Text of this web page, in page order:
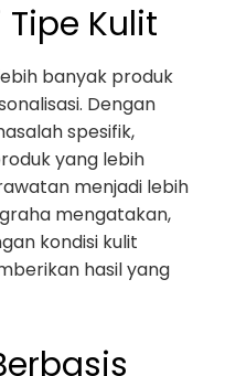
Kulit
banyak produk
Dengan
spesifik,
yang lebih
menjadi lebih
mengatakan,
kondisi kulit
hasil yang